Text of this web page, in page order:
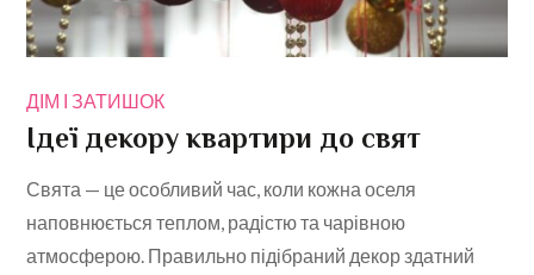
ДІМ І ЗАТИШОК
Ідеї декору квартири до свят
Свята — це особливий час, коли кожна оселя
наповнюється теплом, радістю та чарівною
атмосферою. Правильно підібраний декор здатний